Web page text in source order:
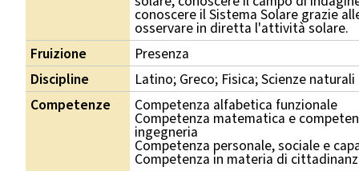
conoscere il Sistema Solare grazie
osservare in diretta l'attività solare.
Fruizione
Presenza
Discipline
Latino; Greco; Fisica; Scienze naturali
Competenze
Competenza alfabetica funzionale
Competenza matematica e
ingegneria
Competenza personale, sociale e
Competenza in materia di